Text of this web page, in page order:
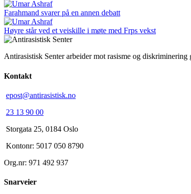
Farahmand svarer på en annen debatt
Høyre står ved et veiskille i møte med Frps vekst
Antirasistisk Senter arbeider mot rasisme og
Kontakt
epost@antirasistisk.no
23 13 90 00
Storgata 25, 0184 Oslo
Kontonr: 5017 050 8790
Org.nr: 971 492 937
Snarveier